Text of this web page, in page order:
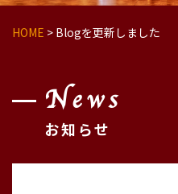
HOME > Blogを更新しました
News
お知らせ